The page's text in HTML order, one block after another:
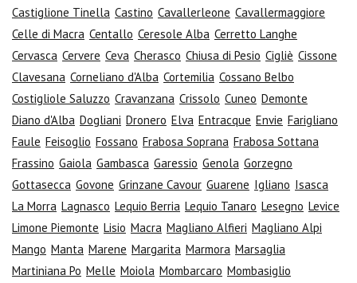
Castiglione Tinella Castino Cavallerleone Cavallermaggiore
Celle di Macra Centallo Ceresole Alba Cerretto Langhe
Cervasca Cervere Ceva Cherasco Chiusa di Pesio Cigliè Cissone
Clavesana Corneliano d'Alba Cortemilia Cossano Belbo
Costigliole Saluzzo Cravanzana Crissolo Cuneo Demonte
Diano d'Alba Dogliani Dronero Elva Entracque Envie Farigliano
Faule Feisoglio Fossano Frabosa Soprana Frabosa Sottana
Frassino Gaiola Gambasca Garessio Genola Gorzegno
Gottasecca Govone Grinzane Cavour Guarene Igliano Isasca
La Morra Lagnasco Lequio Berria Lequio Tanaro Lesegno Levice
Limone Piemonte Lisio Macra Magliano Alfieri Magliano Alpi
Mango Manta Marene Margarita Marmora Marsaglia
Martiniana Po Melle Moiola Mombarcaro Mombasiglio